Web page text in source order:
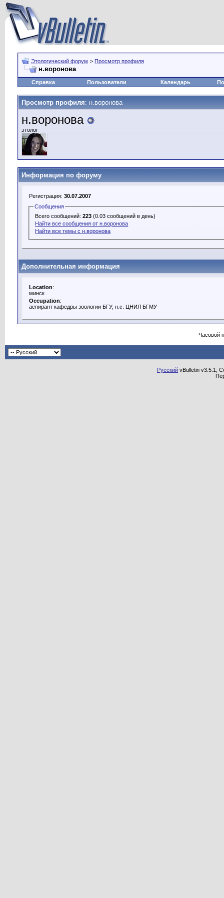
Этологический форум > Просмотр профиля
н.воронова
Справка Пользователи Календарь
Просмотр профиля: н.воронова
н.воронова
этолог
Информация по форуму
Регистрация: 30.07.2007
Сообщения
Всего сообщений:223 (0.03 сообщений в день)
Найти все сообщения от н.воронова
Найти все темы с н.воронова
Дополнительная информация
Location:
минск
Occupation:
аспирант кафедры зоологии БГУ, н.с. ЦНИЛ БГМУ
Часовой
Русский vBulletin v3.5.1,